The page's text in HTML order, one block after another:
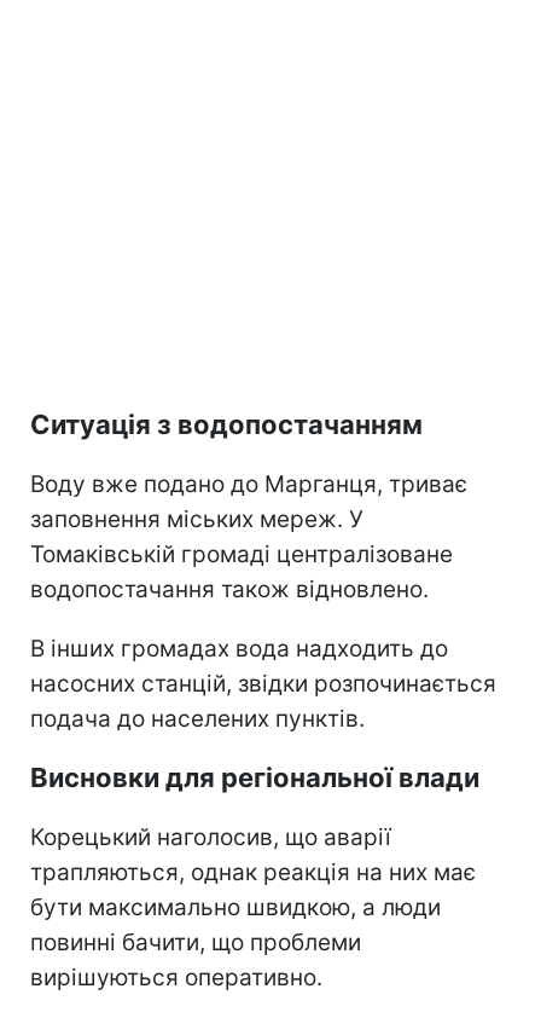
Ситуація з водопостачанням
Воду вже подано до Марганця, триває
заповнення міських мереж. У
Томаківській громаді централізоване
водопостачання також відновлено.
В інших громадах вода надходить до
насосних станцій, звідки розпочинається
подача до населених пунктів.
Висновки для регіональної влади
Корецький наголосив, що аварії
трапляються, однак реакція на них має
бути максимально швидкою, а люди
повинні бачити, що проблеми
вирішуються оперативно.